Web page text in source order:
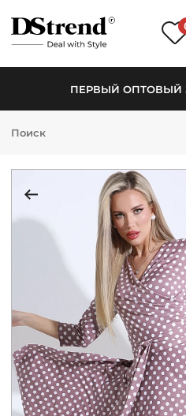
ПЕРВЫЙ ОПТОВЫЙ
КАТАЛОГ
НОВИНКИ
PREMIUM
РАСПРОДАЖА
АКЦИИ
КОНТАКТЫ